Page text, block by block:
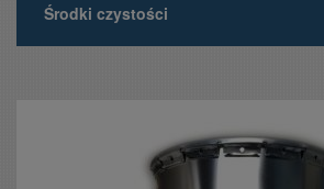
Środki czystości